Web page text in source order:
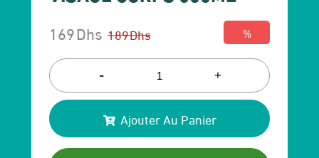
189Dhs
Le
prix
initial
était :
189 Dhs.
169Dhs
Le
prix
actuel
est :
169 Dhs.
%
- +
Ajouter Au Panier